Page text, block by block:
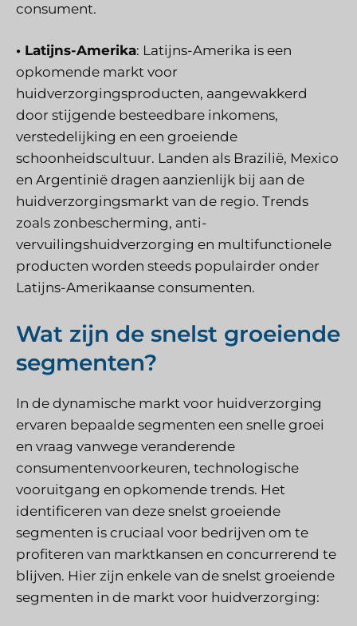
consument.
• Latijns-Amerika: Latijns-Amerika is een
opkomende markt voor
huidverzorgingsproducten, aangewakkerd
door stijgende besteedbare inkomens,
verstedelijking en een groeiende
schoonheidscultuur. Landen als Brazilië, Mexico
en Argentinië dragen aanzienlijk bij aan de
huidverzorgingsmarkt van de regio. Trends
zoals zonbescherming, anti-
vervuilingshuidverzorging en multifunctionele
producten worden steeds populairder onder
Latijns-Amerikaanse consumenten.
Wat zijn de snelst groeiende
segmenten?
In de dynamische markt voor huidverzorging
ervaren bepaalde segmenten een snelle groei
en vraag vanwege veranderende
consumentenvoorkeuren, technologische
vooruitgang en opkomende trends. Het
identificeren van deze snelst groeiende
segmenten is cruciaal voor bedrijven om te
profiteren van marktkansen en concurrerend te
blijven. Hier zijn enkele van de snelst groeiende
segmenten in de markt voor huidverzorging: